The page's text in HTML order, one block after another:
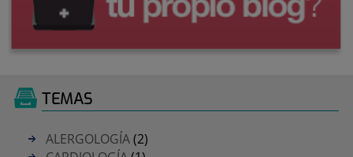
TEMAS
ALERGOLOGÍA(2)